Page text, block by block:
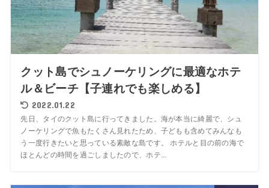
クット島でシュノーケリングに最適なホテ
ル＆ビーチ【子連れでも楽しめる】
2022.01.22
先日、タイのクット島に行ってきました。海が本当に綺麗で、シュ
ノーケリングで魚もたくさん見れたため、子どもも含めてみんなも
う一度行きたいと思っている素敵な島です。 ホテルと目の前の海で
ほとんどの時間を過ごしましたので、ホテ...